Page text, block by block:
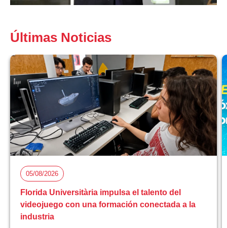
Últimas Noticias
05/08/2026
Florida Universitària impulsa el talento del
videojuego con una formación conectada a la
industria